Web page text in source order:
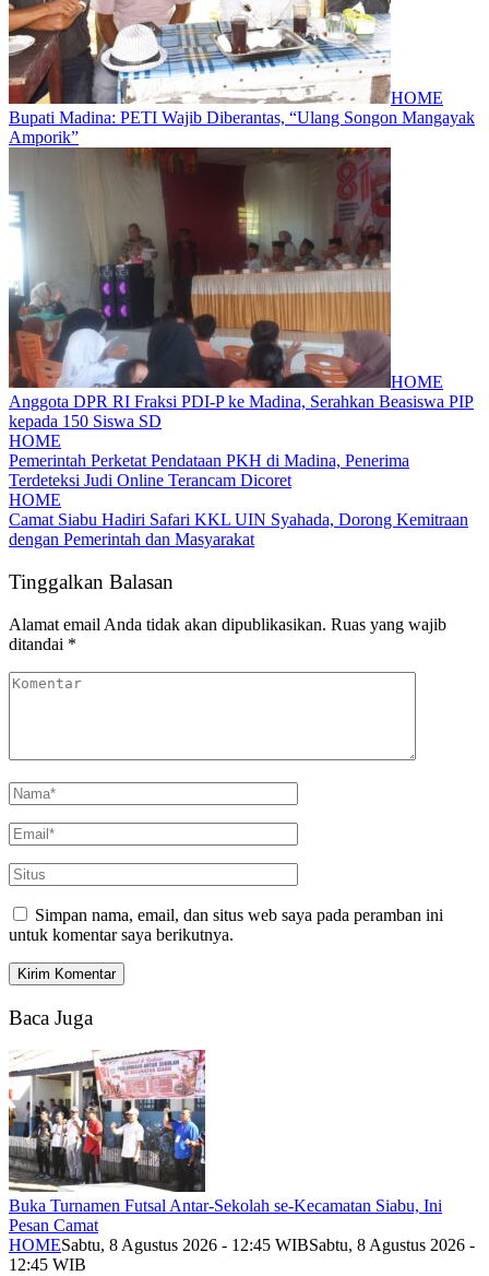
HOME
Bupati Madina: PETI Wajib Diberantas, “Ulang Songon Mangayak
Amporik”
HOME
Anggota DPR RI Fraksi PDI-P ke Madina, Serahkan Beasiswa PIP
kepada 150 Siswa SD
HOME
Pemerintah Perketat Pendataan PKH di Madina, Penerima
Terdeteksi Judi Online Terancam Dicoret
HOME
Camat Siabu Hadiri Safari KKL UIN Syahada, Dorong Kemitraan
dengan Pemerintah dan Masyarakat
Tinggalkan Balasan
Alamat email Anda tidak akan dipublikasikan. Ruas yang wajib
ditandai *
Simpan nama, email, dan situs web saya pada peramban ini
untuk komentar saya berikutnya.
Baca Juga
Buka Turnamen Futsal Antar-Sekolah se-Kecamatan Siabu, Ini
Pesan Camat
HOMESabtu, 8 Agustus 2026 - 12:45 WIBSabtu, 8 Agustus 2026 -
12:45 WIB